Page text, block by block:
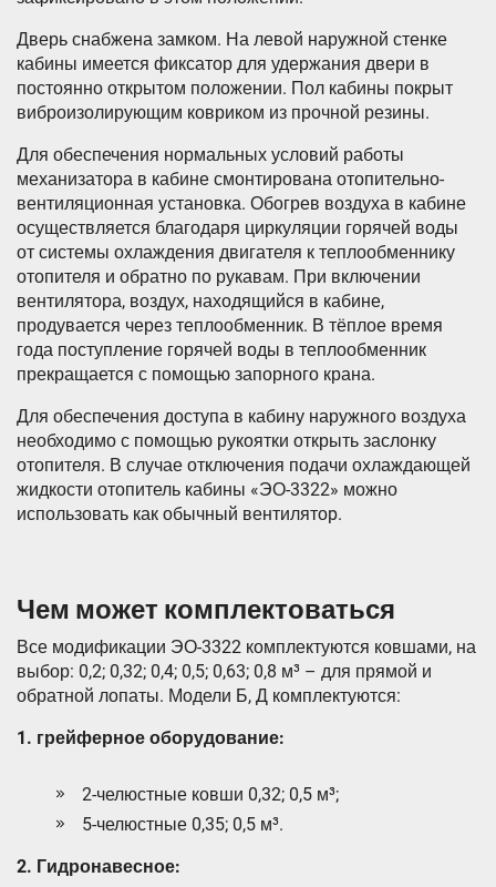
Дверь снабжена замком. На левой наружной стенке
кабины имеется фиксатор для удержания двери в
постоянно открытом положении. Пол кабины покрыт
виброизолирующим ковриком из прочной резины.
Для обеспечения нормальных условий работы
механизатора в кабине смонтирована отопительно-
вентиляционная установка. Обогрев воздуха в кабине
осуществляется благодаря циркуляции горячей воды
от системы охлаждения двигателя к теплообменнику
отопителя и обратно по рукавам. При включении
вентилятора, воздух, находящийся в кабине,
продувается через теплообменник. В тёплое время
года поступление горячей воды в теплообменник
прекращается с помощью запорного крана.
Для обеспечения доступа в кабину наружного воздуха
необходимо с помощью рукоятки открыть заслонку
отопителя. В случае отключения подачи охлаждающей
жидкости отопитель кабины «ЭО-3322» можно
использовать как обычный вентилятоp.
Чем может комплектоваться
Все модификации ЭО-3322 комплектуются ковшами, на
выбор: 0,2; 0,32; 0,4; 0,5; 0,63; 0,8 м³ – для прямой и
обратной лопаты. Модели Б, Д комплектуются:
1. грейферное оборудование:
2-челюстные ковши 0,32; 0,5 м³;
5-челюстные 0,35; 0,5 м³.
2. Гидронавесное: